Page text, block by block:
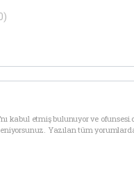
kabul etmiş bulunuyor ve
Yazılan tüm